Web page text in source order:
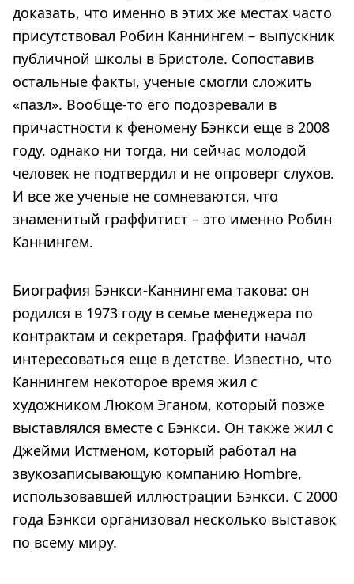
доказать, что именно в этих же местах часто
присутствовал Робин Каннингем – выпускник
публичной школы в Бристоле. Сопоставив
остальные факты, ученые смогли сложить
«пазл». Вообще-то его подозревали в
причастности к феномену Бэнкси еще в 2008
году, однако ни тогда, ни сейчас молодой
человек не подтвердил и не опроверг слухов.
И все же ученые не сомневаются, что
знаменитый граффитист – это именно Робин
Каннингем.
Биография Бэнкси-Каннингема такова: он
родился в 1973 году в семье менеджера по
контрактам и секретаря. Граффити начал
интересоваться еще в детстве. Известно, что
Каннингем некоторое время жил с
художником Люком Эганом, который позже
выставлялся вместе с Бэнкси. Он также жил с
Джейми Истменом, который работал на
звукозаписывающую компанию Hombre,
использовавшей иллюстрации Бэнкси. С 2000
года Бэнкси организовал несколько выставок
по всему миру.